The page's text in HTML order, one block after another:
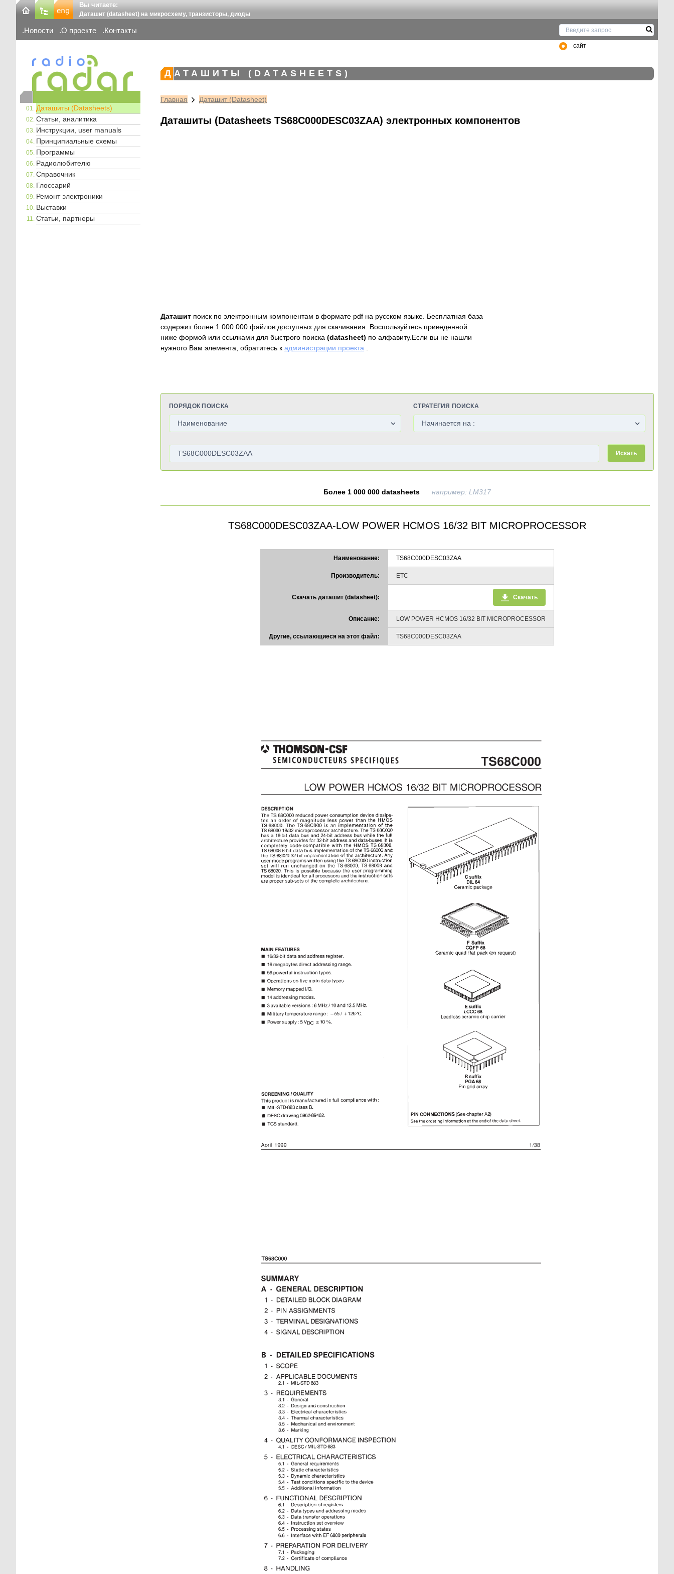
Вы читаете:
Даташит (datasheet) на микросхему, транзисторы, диоды
Новости О проекте Контакты
сайт
Даташиты (Datasheets)
Статьи, аналитика
Инструкции, user manuals
Принципиальные схемы
Программы
Радиолюбителю
Справочник
Глоссарий
Ремонт электроники
Выставки
Статьи, партнеры
ДАТАШИТЫ (DATASHEETS)
Главная Даташит (Datasheet)
Даташиты (Datasheets TS68C000DESC03ZAA) электронных компонентов
Даташит поиск по электронным компонентам в формате pdf на русском языке. Бесплатная база
содержит более 1 000 000 файлов доступных для скачивания. Воспользуйтесь приведенной
ниже формой или ссылками для быстрого поиска (datasheet) по алфавиту.Если вы не нашли
нужного Вам элемента, обратитесь к администрации проекта .
ПОРЯДОК ПОИСКА СТРАТЕГИЯ ПОИСКА
Искать
Более 1 000 000 datasheets например: LM317
TS68C000DESC03ZAA-LOW POWER HCMOS 16/32 BIT MICROPROCESSOR
Наименование: TS68C000DESC03ZAA
Производитель: ETC
Скачать даташит (datasheet): Скачать
Описание: LOW POWER HCMOS 16/32 BIT MICROPROCESSOR
Другие, ссылающиеся на этот файл: TS68C000DESC03ZAA